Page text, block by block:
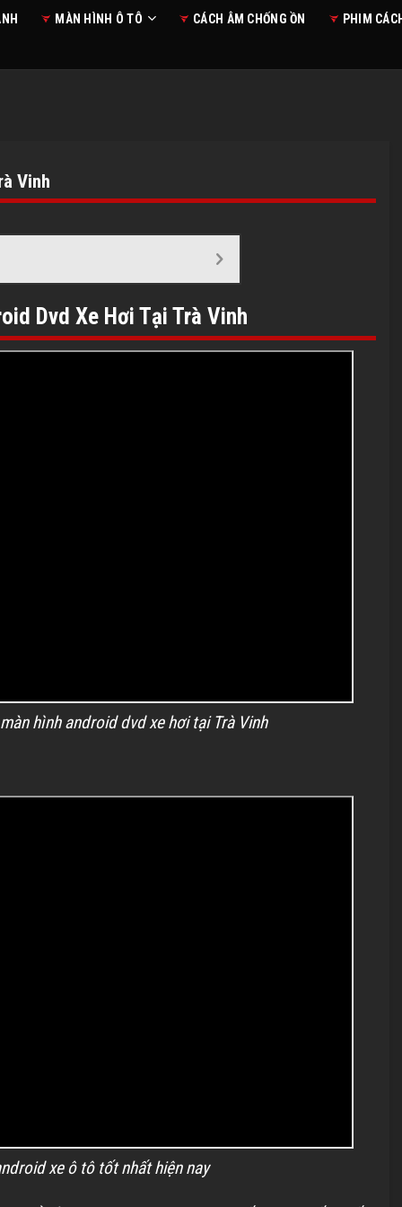
MÀN HÌNH Ô TÔ CÁCH ÂM CHỐNG ỒN PHIM
Vinh
Dvd Xe Hơi Tại Trà Vinh
hình android dvd xe hơi tại Trà Vinh
xe ô tô tốt nhất hiện nay